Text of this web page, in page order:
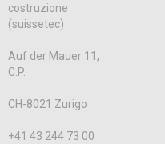
costruzione
(suissetec)
Auf der Mauer 11,
C.P.
CH-8021 Zurigo
+41 43 244 73 00